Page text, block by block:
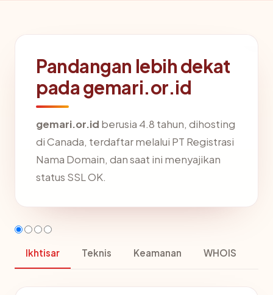
Pandangan lebih dekat
pada gemari.or.id
gemari.or.id berusia 4.8 tahun, dihosting
di Canada, terdaftar melalui PT Registrasi
Nama Domain, dan saat ini menyajikan
status SSL OK.
Ikhtisar Teknis Keamanan WHOIS